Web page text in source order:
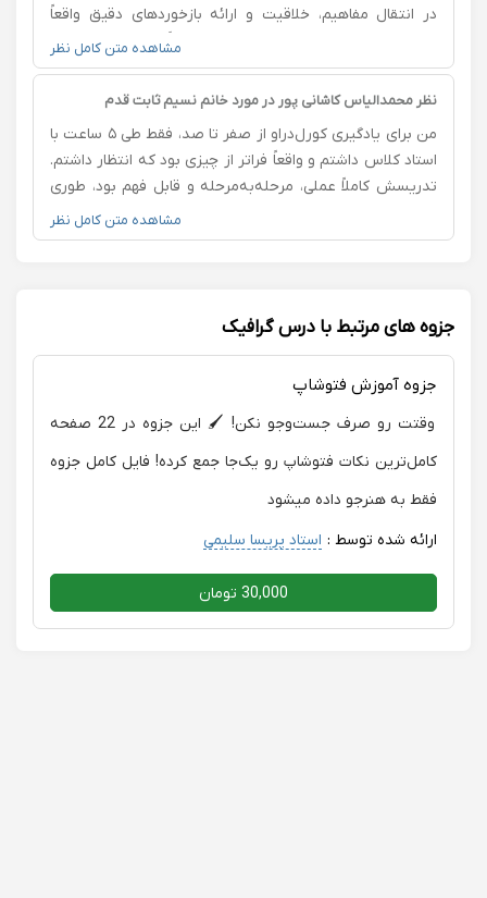
در انتقال مفاهیم، خلاقیت و ارائه بازخوردهای دقیق واقعاً
حرفه‌ای عمل می‌کنند. روند آموزش کاملاً کاربردی، منظم و
همراه با نکات تخصصی بود که باعث شد نگاه من به طراحی
صنعتی عمیق‌تر و حرفه‌ای‌تر بشه.
مشاهده متن کامل نظر
نظر محمدالیاس کاشانی پور در مورد خانم نسیم ثابت قدم
من برای یادگیری کورل‌در‌او از صفر تا صد، فقط طی ۵ ساعت با
استاد کلاس داشتم و واقعاً فراتر از چیزی بود که انتظار داشتم.
تدریسش کاملاً عملی، مرحله‌به‌مرحله و قابل فهم بود، طوری
که حتی بخش‌های سخت نرم‌افزار هم برام راحت شد.
نکته‌هایی یاد گرفتم که توی هیچ آموزش اینترنتی پیدا
موردنیاز کسب‌وکارم رو خودم طراحی کنم و همین باعث شد
چند برابر توی زمان و هزینه صرفه‌جویی کنم. اگر کسی
این استاد بهترین انتخابه.
مشاهده متن کامل نظر
جزوه های مرتبط با درس گرافیک
جزوه آموزش فتوشاپ
وقتت رو صرف جست‌وجو نکن! 🖌️ این جزوه در 22 صفحه
کامل‌ترین نکات فتوشاپ رو یک‌جا جمع کرده! فایل کامل جزوه
فقط به هنرجو داده میشود
ارائه شده توسط : استاد پریسا سلیمی
30,000 تومان